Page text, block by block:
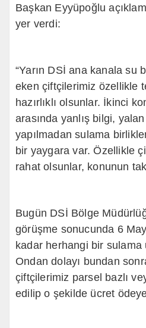
Başkan Eyyüpoğlu
yer verdi:
“Yarın DSİ ana kanala su
eken çiftçilerimiz özellikle
hazırlıklı olsunlar. İkinci
arasında yanlış bilgi,
yapılmadan sulama
bir yaygara var. Özellikle
rahat olsunlar, konunun
Bugün DSİ Bölge
görüşme sonucunda 6
kadar herhangi bir sulama
Ondan dolayı bundan
çiftçilerimiz parsel bazlı
edilip o şekilde ücret